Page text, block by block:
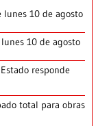
lunes 10 de agosto
10 de agosto
responde
total para obras